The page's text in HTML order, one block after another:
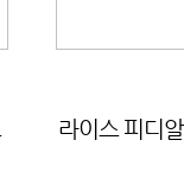
라이스 피디